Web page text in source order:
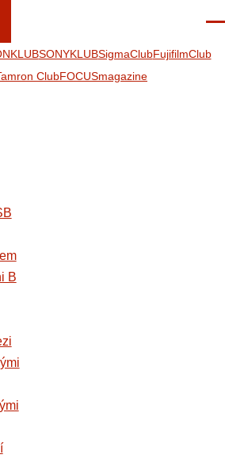
SONYKLUBSigmaClubFujifilmClub
ClubFOCUSmagazine
B